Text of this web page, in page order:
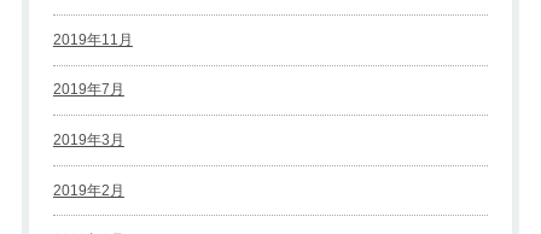
2019年11月
2019年7月
2019年3月
2019年2月